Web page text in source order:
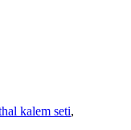
kalem seti,